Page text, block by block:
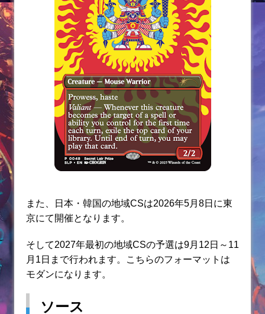
また、日本・韓国の地域CSは2026年5月8日に東
京にて開催となります。
そして2027年最初の地域CSの予選は9月12日～11
月1日まで行われます。こちらのフォーマットは
モダンになります。
ソース